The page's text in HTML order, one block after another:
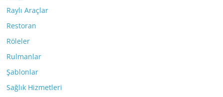
Raylı Araçlar
Restoran
Röleler
Rulmanlar
Şablonlar
Sağlık Hizmetleri